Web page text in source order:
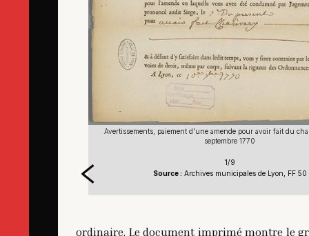
Avertissements, paiement d'une amende pour avoir fait du
septembre 1770
1/9
Source : Archives municipales de Lyon, FF 50
ordinaire. Le document imprimé montre le